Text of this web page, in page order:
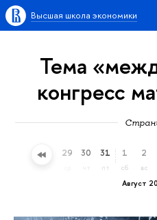
Высшая школа экономики
Тема
конгресс
28 29 30 31
пт
Август
1
сб
2
вс